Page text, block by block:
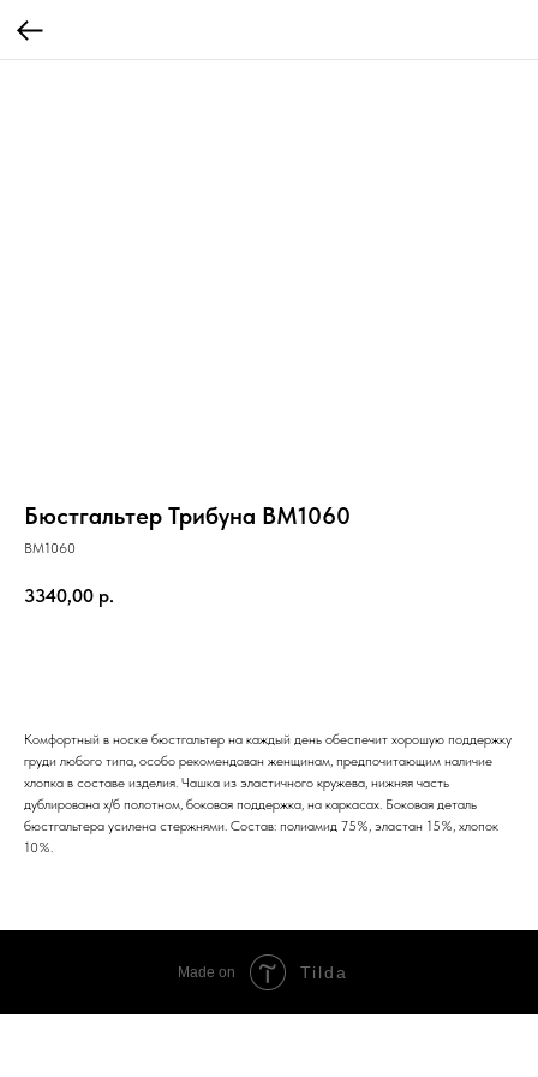
Бюстгальтер Трибуна BM1060
BM1060
3340,00 р.
Комфортный в носке бюстгальтер на каждый день обеспечит хорошую поддержку
груди любого типа, особо рекомендован женщинам, предпочитающим наличие
хлопка в составе изделия. Чашка из эластичного кружева, нижняя часть
дублирована х/б полотном, боковая поддержка, на каркасах. Боковая деталь
бюстгальтера усилена стержнями. Состав: полиамид 75%, эластан 15%, хлопок
10%.
Made on Tilda